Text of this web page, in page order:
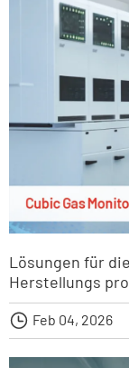
Lösungen für
Herstellungs
 Feb 04, 2026